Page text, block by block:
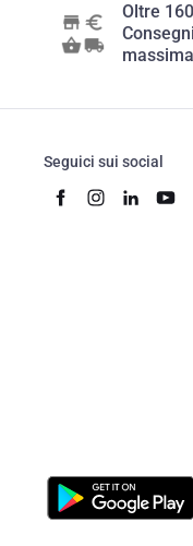
Oltre
Seguici sui social